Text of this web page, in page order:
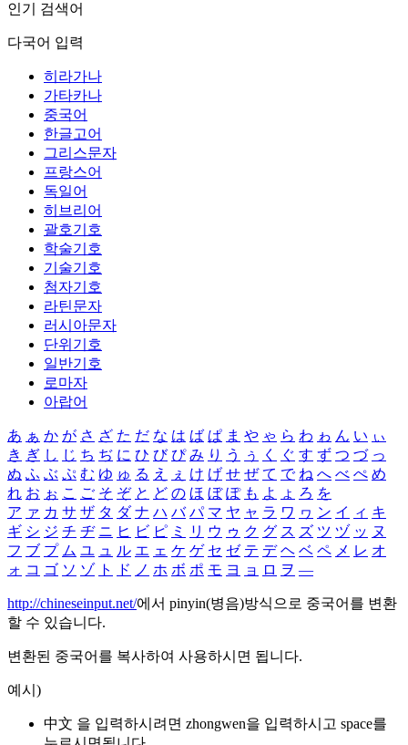
인기 검색어
다국어 입력
히라가나
가타카나
중국어
한글고어
그리스문자
프랑스어
독일어
히브리어
괄호기호
학술기호
기술기호
첨자기호
라틴문자
러시아문자
단위기호
일반기호
로마자
아랍어
あ ぁ か が さ ざ た だ な は ば ぱ ま や ゃ ら わ ゎ ん い ぃ
き ぎ し じ ち ぢ に ひ び ぴ み り う ぅ く ぐ す ず つ づ っ
ぬ ふ ぶ ぷ む ゆ ゅ る え ぇ け げ せ ぜ て で ね へ べ ぺ め
れ お ぉ こ ご そ ぞ と ど の ほ ぼ ぽ も よ ょ ろ を
ア ァ カ サ ザ タ ダ ナ ハ バ パ マ ヤ ャ ラ ワ ヮ ン イ ィ キ
ギ シ ジ チ ヂ ニ ヒ ビ ピ ミ リ ウ ゥ ク グ ス ズ ツ ヅ ッ ヌ
フ ブ プ ム ユ ュ ル エ ェ ケ ゲ セ ゼ テ デ ヘ ベ ペ メ レ オ
ォ コ ゴ ソ ゾ ト ド ノ ホ ボ ポ モ ヨ ョ ロ ヲ ―
http://chineseinput.net/에서 pinyin(병음)방식으로 중국어를 변환
할 수 있습니다.
변환된 중국어를 복사하여 사용하시면 됩니다.
예시)
中文 을 입력하시려면 zhongwen을 입력하시고 space를